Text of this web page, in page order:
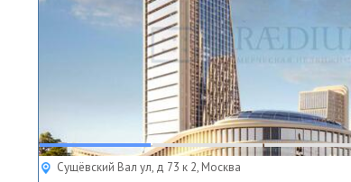
Сущёвский Вал ул, д 73 к 2, Москва